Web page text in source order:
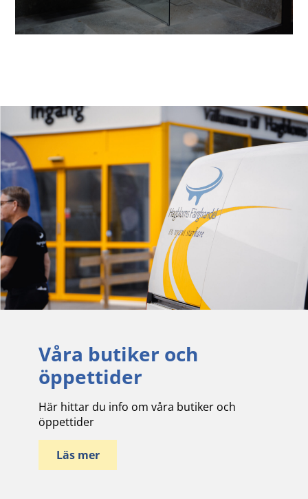
Våra butiker och
öppettider
Här hittar du info om våra butiker och
öppettider
Läs mer